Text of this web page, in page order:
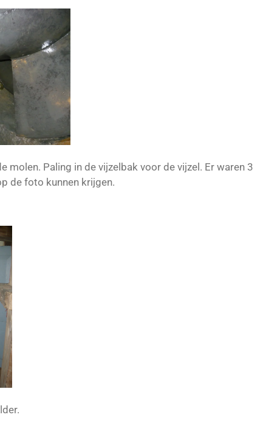
molen. Paling in de vijzelbak voor de vijzel. Er waren 3
de foto kunnen krijgen.